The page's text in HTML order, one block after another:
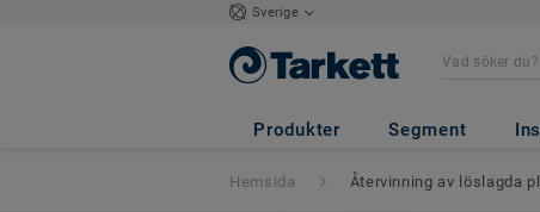
Sverige
Produkter Segment
Hemsida Återvinning av löslagda